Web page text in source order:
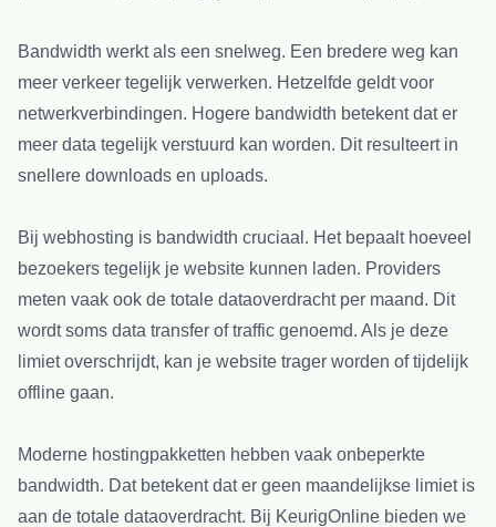
Bandwidth werkt als een snelweg. Een bredere weg kan
meer verkeer tegelijk verwerken. Hetzelfde geldt voor
netwerkverbindingen. Hogere bandwidth betekent dat er
meer data tegelijk verstuurd kan worden. Dit resulteert in
snellere downloads en uploads.
Bij webhosting is bandwidth cruciaal. Het bepaalt hoeveel
bezoekers tegelijk je website kunnen laden. Providers
meten vaak ook de totale dataoverdracht per maand. Dit
wordt soms data transfer of traffic genoemd. Als je deze
limiet overschrijdt, kan je website trager worden of tijdelijk
offline gaan.
Moderne hostingpakketten hebben vaak onbeperkte
bandwidth. Dat betekent dat er geen maandelijkse limiet is
aan de totale dataoverdracht. Bij KeurigOnline bieden we